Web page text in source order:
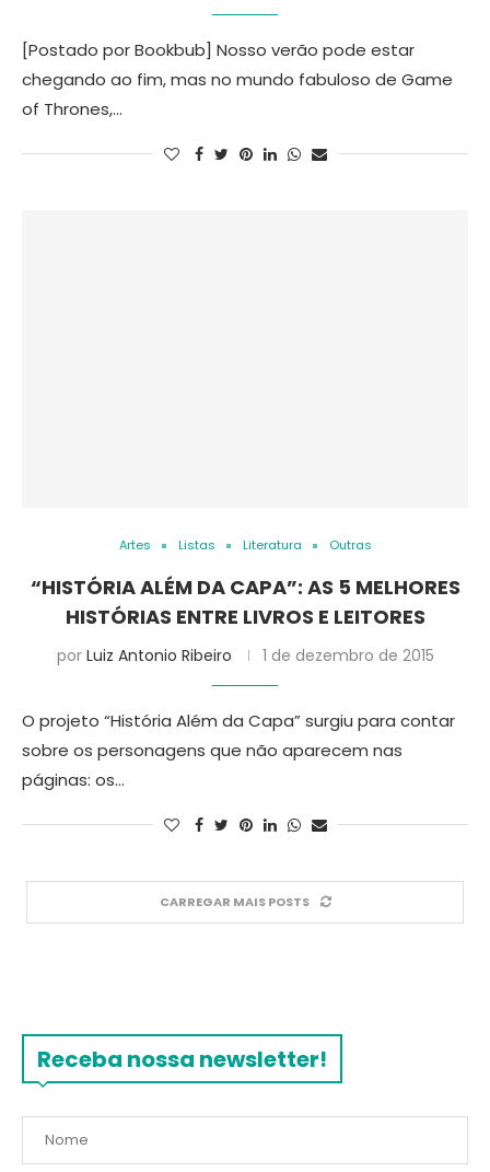
[Postado por Bookbub] Nosso verão pode estar
chegando ao fim, mas no mundo fabuloso de Game
of Thrones,…
Artes Listas Literatura Outras
“HISTÓRIA ALÉM DA CAPA”: AS 5 MELHORES
HISTÓRIAS ENTRE LIVROS E LEITORES
por Luiz Antonio Ribeiro 1 de dezembro de 2015
O projeto “História Além da Capa” surgiu para contar
sobre os personagens que não aparecem nas
páginas: os…
CARREGAR MAIS POSTS
Receba nossa newsletter!